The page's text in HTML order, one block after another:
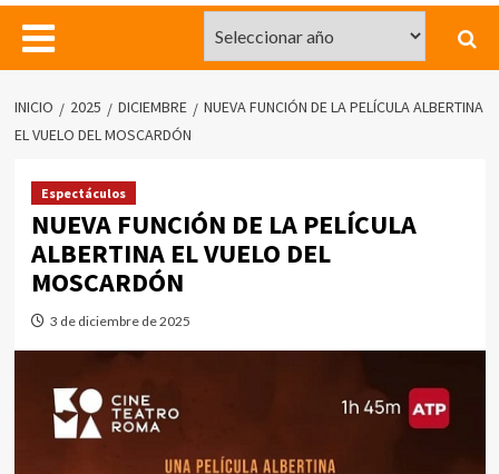
INICIO 2025 DICIEMBRE
NUEVA FUNCIÓN DE LA PELÍCULA ALBERTINA
EL VUELO DEL MOSCARDÓN
Espectáculos
NUEVA FUNCIÓN DE LA PELÍCULA
ALBERTINA EL VUELO DEL
MOSCARDÓN
3 de diciembre de 2025